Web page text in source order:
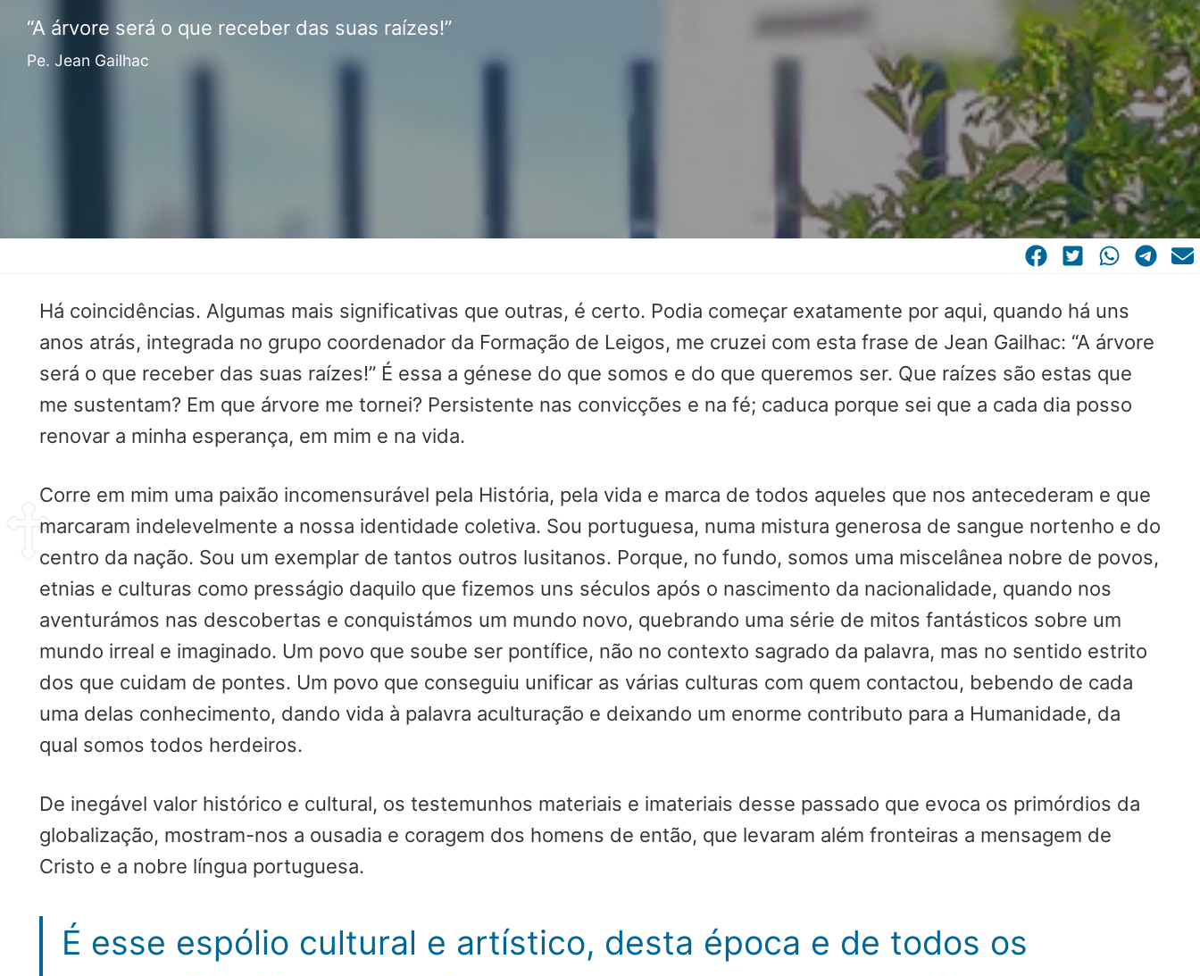
EDUCAÇÃO
“A árvore será o que receber das suas raízes!”
Pe. Jean Gailhac
Há coincidências. Algumas mais significativas que outras, é certo. Podia começar exatamente por aqui, quando há uns
anos atrás, integrada no grupo coordenador da Formação de Leigos, me cruzei com esta frase de Jean Gailhac: “A árvore
será o que receber das suas raízes!” É essa a génese do que somos e do que queremos ser. Que raízes são estas que
me sustentam? Em que árvore me tornei? Persistente nas convicções e na fé; caduca porque sei que a cada dia posso
renovar a minha esperança, em mim e na vida.
Corre em mim uma paixão incomensurável pela História, pela vida e marca de todos aqueles que nos antecederam e que
marcaram indelevelmente a nossa identidade coletiva. Sou portuguesa, numa mistura generosa de sangue nortenho e do
centro da nação. Sou um exemplar de tantos outros lusitanos. Porque, no fundo, somos uma miscelânea nobre de povos,
etnias e culturas como presságio daquilo que fizemos uns séculos após o nascimento da nacionalidade, quando nos
aventurámos nas descobertas e conquistámos um mundo novo, quebrando uma série de mitos fantásticos sobre um
mundo irreal e imaginado. Um povo que soube ser pontífice, não no contexto sagrado da palavra, mas no sentido estrito
dos que cuidam de pontes. Um povo que conseguiu unificar as várias culturas com quem contactou, bebendo de cada
uma delas conhecimento, dando vida à palavra aculturação e deixando um enorme contributo para a Humanidade, da
qual somos todos herdeiros.
De inegável valor histórico e cultural, os testemunhos materiais e imateriais desse passado que evoca os primórdios da
globalização, mostram-nos a ousadia e coragem dos homens de então, que levaram além fronteiras a mensagem de
Cristo e a nobre língua portuguesa.
É esse espólio cultural e artístico, desta época e de todos os